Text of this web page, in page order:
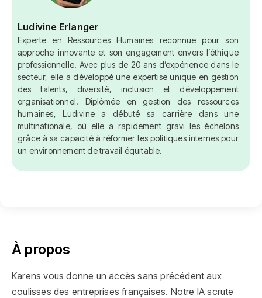
Ludivine Erlanger
Experte en Ressources Humaines reconnue pour son
approche innovante et son engagement envers l’éthique
professionnelle. Avec plus de 20 ans d’expérience dans le
secteur, elle a développé une expertise unique en gestion
des talents, diversité, inclusion et développement
organisationnel. Diplômée en gestion des ressources
humaines, Ludivine a débuté sa carrière dans une
multinationale, où elle a rapidement gravi les échelons
grâce à sa capacité à réformer les politiques internes pour
un environnement de travail équitable.
À propos
Karens vous donne un accès sans précédent aux
coulisses des entreprises françaises. Notre IA scrute